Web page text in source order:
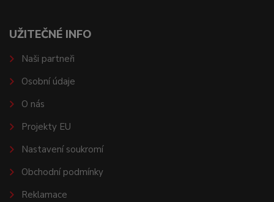
UŽITEČNÉ INFO
Naši partneři
Osobní údaje
O nás
Projekty EU
Nastavení soukromí
Obchodní podmínky
Reklamace